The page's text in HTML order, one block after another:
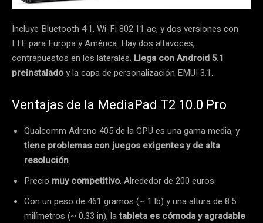
Incluye Bluetooth 4.1, Wi-Fi 802.11 ac, y dos versiones con
LTE para Europa y América. Hay dos altavoces,
contrapuestos en los laterales. Llega con Android 5.1
preinstaladoy la capa de personalización EMUI 3.1.
Ventajas de la MediaPad T2 10.0 Pro
Qualcomm Adreno 405 de la GPU es una gama media, y
tiene problemas con juegos exigentes y de alta
resolución.
Precio muy competitivo. Alrededor de 200 euros.
Con un peso de 461 gramos (~ 1 lb) y una altura de 8.5
milímetros (~ 0.33 in), latableta es cómoda y agradable